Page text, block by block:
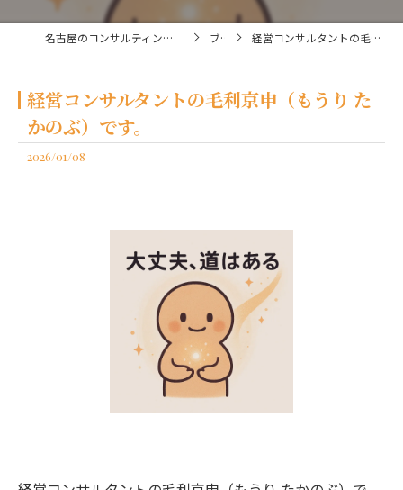
名古屋のコンサルティングなら経営コンサルタント毛利京申 ブログ 経営コンサルタントの毛利京申（もうり たかのぶ）です。
経営コンサルタントの毛利京申（もうり た
かのぶ）です。
2026/01/08